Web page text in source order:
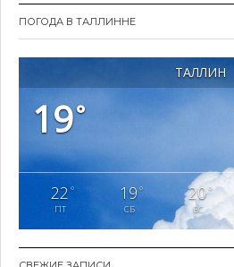
в
и
г
и
п
о
ПОГОДА В ТАЛЛИННЕ
ТАЛЛИН
19°
22 °
ПТ
19°
СБ
20°
ВС